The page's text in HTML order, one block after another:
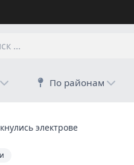
По районам
электровелосипед и